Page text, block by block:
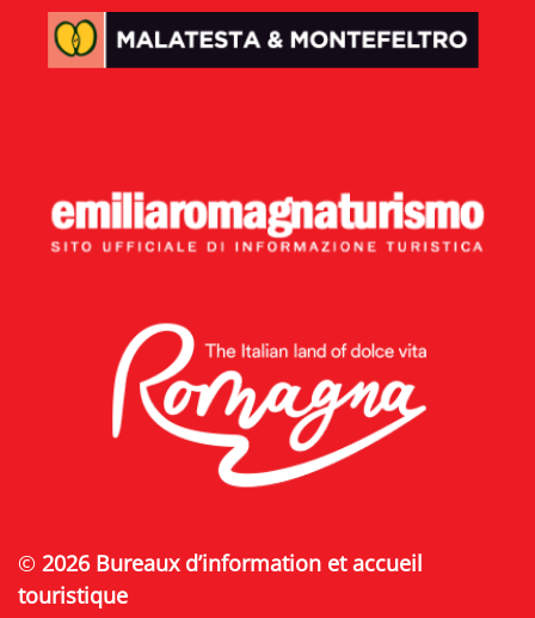
© 2026 Bureaux d’information et accueil
touristique